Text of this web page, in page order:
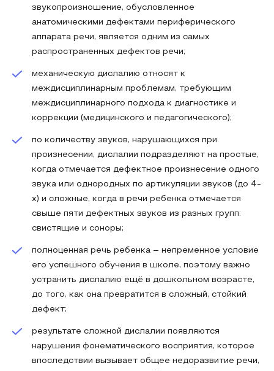
звукопроизношение, обусловленное
анатомическими дефектами периферического
аппарата речи, является одним из самых
распространенных дефектов речи;
механическую дислалию относят к
междисциплинарным проблемам, требующим
междисциплинарного подхода к диагностике и
коррекции (медицинского и педагогического);
по количеству звуков, нарушающихся при
произнесении, дислалии подразделяют на простые,
когда отмечается дефектное произнесение одного
звука или однородных по артикуляции звуков (до 4-
х) и сложные, когда в речи ребенка отмечается
свыше пяти дефектных звуков из разных групп:
свистящие и соноры;
полноценная речь ребенка – непременное условие
его успешного обучения в школе, поэтому важно
устранить дислалию ещё в дошкольном возрасте,
до того, как она превратится в сложный, стойкий
дефект;
результате сложной дислалии появляются
нарушения фонематического восприятия, которое
впоследствии вызывает общее недоразвитие речи,